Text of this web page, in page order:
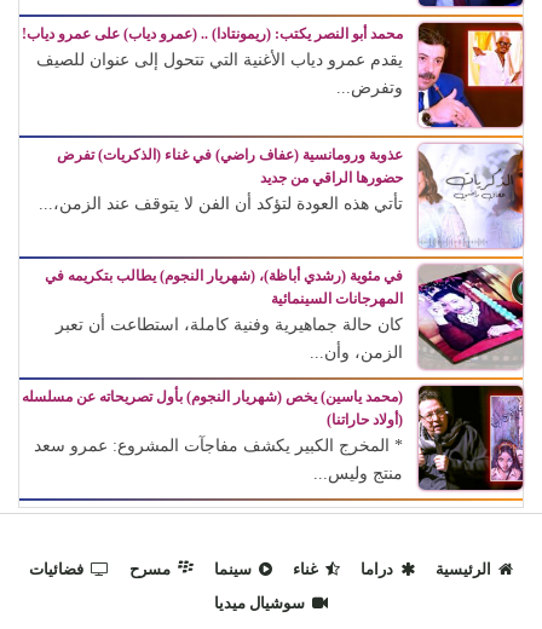
محمد أبو النصر يكتب: (ريمونتادا) .. (عمرو دياب) على عمرو دياب!
يقدم عمرو دياب الأغنية التي تتحول إلى عنوان للصيف
وتفرض...
عذوبة ورومانسية (عفاف راضي) في غناء (الذكريات) تفرض
حضورها الراقي من جديد
تأتي هذه العودة لتؤكد أن الفن لا يتوقف عند الزمن،...
في مئوية (رشدي أباظة)، (شهريار النجوم) يطالب بتكريمه في
المهرجانات السينمائية
كان حالة جماهيرية وفنية كاملة، استطاعت أن تعبر
الزمن، وأن...
(محمد ياسين) يخص (شهريار النجوم) بأول تصريحاته عن مسلسله
(أولاد حاراتنا)
* المخرج الكبير يكشف مفاجآت المشروع: عمرو سعد
منتج وليس...
الرئيسية دراما غناء سينما مسرح
فضائيات
سوشيال ميديا